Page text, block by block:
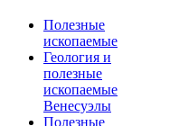
Полезные
ископаемые
Геология и
полезные
ископаемые
Венесуэлы
Полезные